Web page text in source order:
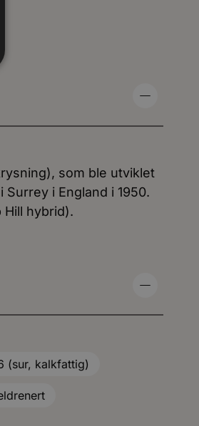
som ble utviklet
i England i 1950.
Hill hybrid).
(sur, kalkfattig)